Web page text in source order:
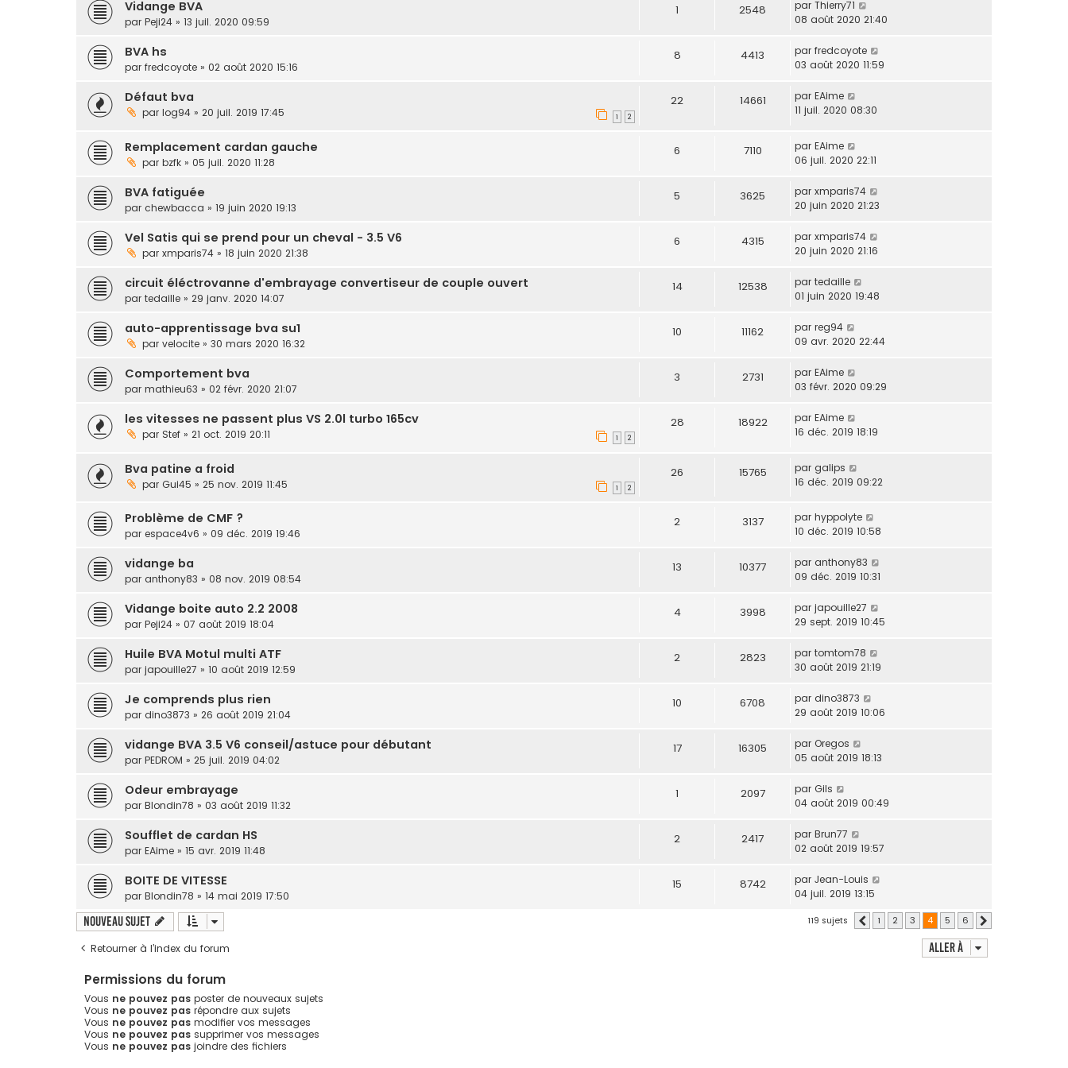
Vidange BVA
par Peji24 » 13 juil. 2020 09:59
1 2548 par Thierry71
08 août 2020 21:40
BVA hs
par fredcoyote » 02 août 2020 15:16
8 4413 par fredcoyote
03 août 2020 11:59
Défaut bva
par log94 » 20 juil. 2019 17:45 1 2
22 14661 par EAime
11 juil. 2020 08:30
Remplacement cardan gauche
par bzfk » 05 juil. 2020 11:28
6 7110 par EAime
06 juil. 2020 22:11
BVA fatiguée
par chewbacca » 19 juin 2020 19:13
5 3625 par xmparis74
20 juin 2020 21:23
Vel Satis qui se prend pour un cheval - 3.5 V6
par xmparis74 » 18 juin 2020 21:38
6 4315 par xmparis74
20 juin 2020 21:16
circuit éléctrovanne d'embrayage convertiseur de couple ouvert
par tedaille » 29 janv. 2020 14:07
14 12538 par tedaille
01 juin 2020 19:48
auto-apprentissage bva su1
par velocite » 30 mars 2020 16:32
10 11162 par reg94
09 avr. 2020 22:44
Comportement bva
par mathieu63 » 02 févr. 2020 21:07
3 2731 par EAime
03 févr. 2020 09:29
les vitesses ne passent plus VS 2.0l turbo 165cv
par Stef » 21 oct. 2019 20:11 1 2
28 18922 par EAime
16 déc. 2019 18:19
Bva patine a froid
par Gui45 » 25 nov. 2019 11:45 1 2
26 15765 par galips
16 déc. 2019 09:22
Problème de CMF ?
par espace4v6 » 09 déc. 2019 19:46
2 3137 par hyppolyte
10 déc. 2019 10:58
vidange ba
par anthony83 » 08 nov. 2019 08:54
13 10377 par anthony83
09 déc. 2019 10:31
Vidange boite auto 2.2 2008
par Peji24 » 07 août 2019 18:04
4 3998 par japouille27
29 sept. 2019 10:45
Huile BVA Motul multi ATF
par japouille27 » 10 août 2019 12:59
2 2823 par tomtom78
30 août 2019 21:19
Je comprends plus rien
par dino3873 » 26 août 2019 21:04
10 6708 par dino3873
29 août 2019 10:06
vidange BVA 3.5 V6 conseil/astuce pour débutant
par PEDROM » 25 juil. 2019 04:02
17 16305 par Oregos
05 août 2019 18:13
Odeur embrayage
par Blondin78 » 03 août 2019 11:32
1 2097 par Gils
04 août 2019 00:49
Soufflet de cardan HS
par EAime » 15 avr. 2019 11:48
2 2417 par Brun77
02 août 2019 19:57
BOITE DE VITESSE
par Blondin78 » 14 mai 2019 17:50
15 8742 par Jean-Louis
04 juil. 2019 13:15
Nouveau sujet 119 sujets Précédente
1 2 3 4 5 6
Retourner à l’index du forum Aller à
Permissions du forum
Vous ne pouvez pas poster de nouveaux sujets
Vous ne pouvez pas répondre aux sujets
Vous ne pouvez pas modifier vos messages
Vous ne pouvez pas supprimer vos messages
Vous ne pouvez pas joindre des fichiers